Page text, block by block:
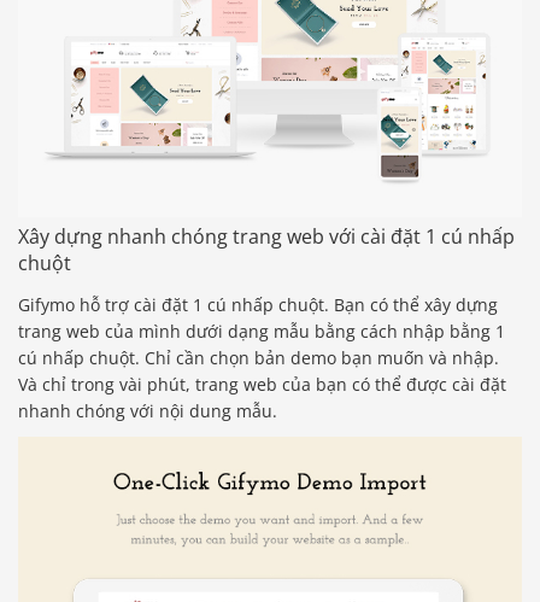
Xây dựng nhanh chóng trang web với cài đặt 1 cú nhấp
chuột
Gifymo hỗ trợ cài đặt 1 cú nhấp chuột. Bạn có thể xây dựng
trang web của mình dưới dạng mẫu bằng cách nhập bằng 1
cú nhấp chuột. Chỉ cần chọn bản demo bạn muốn và nhập.
Và chỉ trong vài phút, trang web của bạn có thể được cài đặt
nhanh chóng với nội dung mẫu.